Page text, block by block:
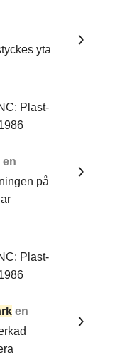
yta
Plast-
en
på
Plast-
en